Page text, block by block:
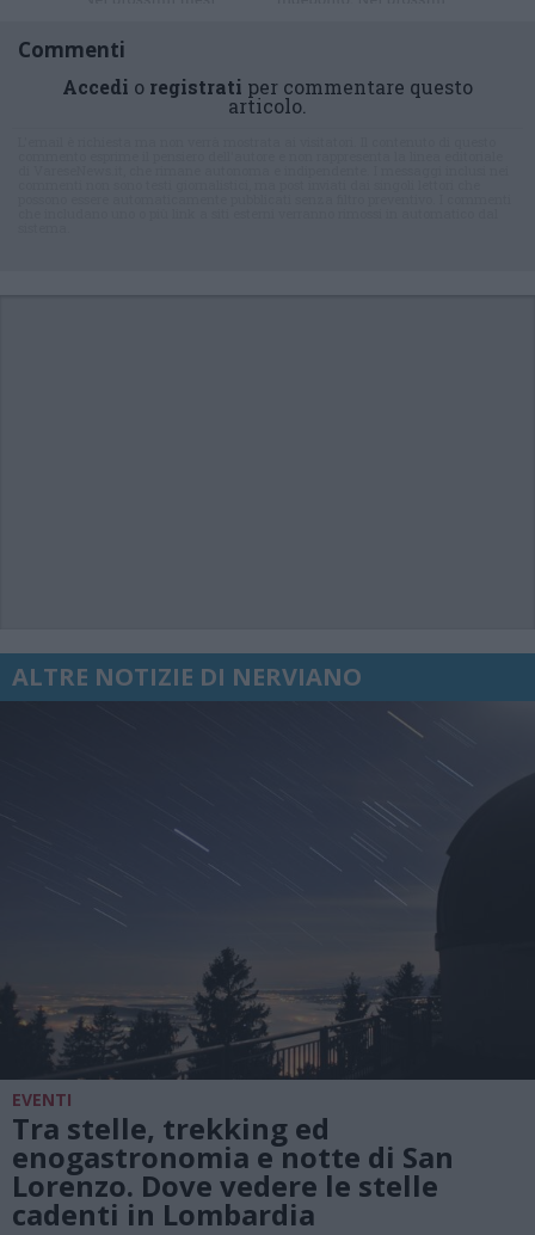
Commenti
Accedi o registrati per commentare questo
articolo.
ALTRE NOTIZIE DI NERVIANO
EVENTI
Tra stelle, trekking ed
enogastronomia e notte di San
Lorenzo. Dove vedere le stelle
cadenti in Lombardia